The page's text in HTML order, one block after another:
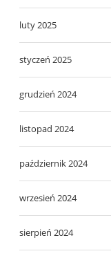
luty 2025
styczeń 2025
grudzień 2024
listopad 2024
październik 2024
wrzesień 2024
sierpień 2024